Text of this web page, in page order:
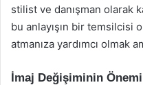
stilist ve danışman olarak
bu anlayışın bir temsilcisi
atmanıza yardımcı olmak
İmaj Değişiminin Önemi